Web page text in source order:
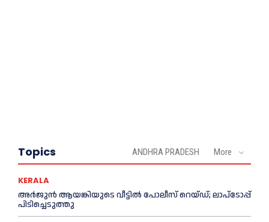
Topics ANDHRA PRADESH More
KERALA
അര്‍ജുൻ ആയങ്കിയുടെ വീട്ടില്‍ പോലീസ് റെയ്ഡ്; ലാപ്ടോപ്പ്
പിടിച്ചെടുത്തു